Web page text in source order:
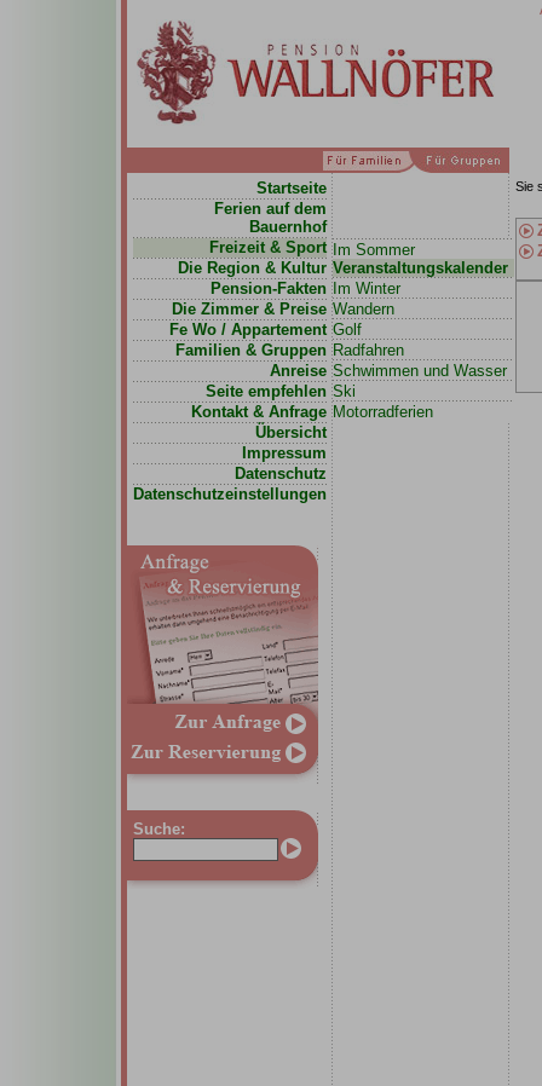
Startseite
Ferien auf dem
Bauernhof
Freizeit & Sport
Im Sommer
Veranstaltungskalender
Im Winter
Wandern
Golf
Radfahren
Schwimmen und Wasser
Ski
Motorradferien
Die Region & Kultur
Pension-Fakten
Die Zimmer & Preise
Fe Wo / Appartement
Familien & Gruppen
Anreise
Seite empfehlen
Kontakt & Anfrage
Übersicht
Impressum
Datenschutz
Datenschutzeinstellungen
Suche:
Sie